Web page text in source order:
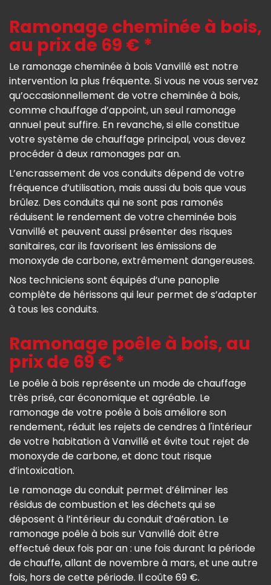
Ramonage cheminée à bois,
au prix de 69 € *
Le ramonage cheminée à bois Vanvillé est notre
intervention la plus fréquente. Si vous ne vous servez
qu’occasionnellement de votre cheminée à bois,
comme chauffage d’appoint, un seul ramonage
annuel peut suffire. En revanche, si elle constitue
votre système de chauffage principal, vous devez
procéder à deux ramonages par an.
L’encrassement de vos conduits dépend de votre
fréquence d’utilisation, mais aussi du bois que vous
brûlez. Des conduits qui ne sont pas ramonés
réduisent le rendement de votre cheminée bois
Vanvillé et peuvent aussi présenter des risques
sanitaires, car ils favorisent les émissions de
monoxyde de carbone, extrêmement dangereuses.
Nos techniciens sont équipés d’une panoplie
complète de hérissons qui leur permet de s’adapter
à tous les conduits.
Ramonage poêle à bois, au
prix de 69 € *
Le poêle à bois représente un mode de chauffage
très prisé, car économique et agréable. Le
ramonage de votre poêle à bois améliore son
rendement, réduit les rejets de cendres à l'intérieur
de votre habitation à Vanvillé et évite tout rejet de
monoxyde de carbone, et donc tout risque
d’intoxication.
Le ramonage du conduit permet d’éliminer les
résidus de combustion et les déchets qui se
déposent à l’intérieur du conduit d’aération. Le
ramonage poêle à bois sur Vanvillé doit être
effectué deux fois par an : une fois durant la période
de chauffe, allant de novembre à mars, et une autre
fois, hors de cette période. Il coûte 69 €.